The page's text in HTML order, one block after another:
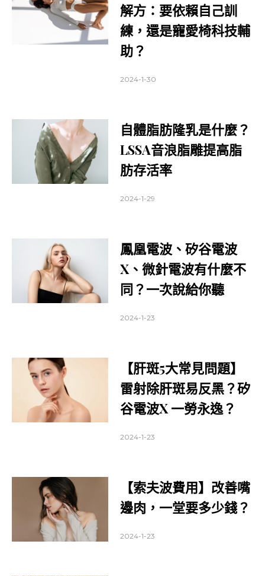
解方：要依賴自己訓
練，還是寵愛椅科技輔
助？
2024-1-30
自體脂肪隆乳是什麼？
LSSA音浪脂雕提高脂
肪存活率
2024-1-29
鳳凰電波、矽谷電波
X、微針電波有什麼不
同？一次說給你聽
2024-1-23
【肝斑5大常見問題】
雷射除肝斑易反黑？矽
谷電波X 一勞永逸？
2024-1-23
【索夫波費用】改善嘴
邊肉，一堂要多少錢？
2024-1-23